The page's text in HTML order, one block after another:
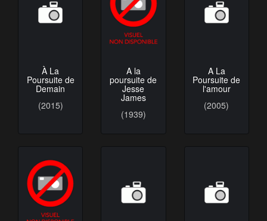
À La
Poursuite de
Demain
(2015)
A la
poursuite de
Jesse
James
(1939)
A La
Poursuite de
l'amour
(2005)